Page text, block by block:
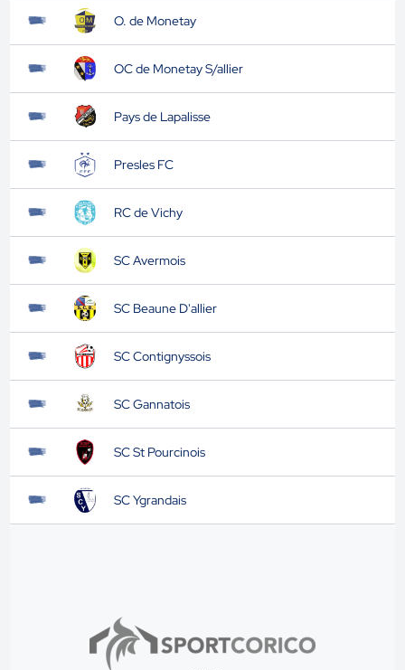
O. de Monetay
OC de Monetay S/allier
Pays de Lapalisse
Presles FC
RC de Vichy
SC Avermois
SC Beaune D'allier
SC Contignyssois
SC Gannatois
SC St Pourcinois
SC Ygrandais